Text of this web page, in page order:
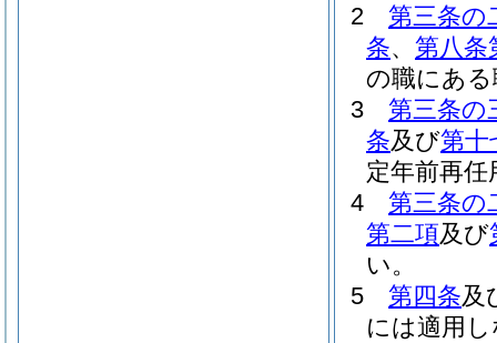
2
第三条の
条、 第八条
の職にあ
3
第三条の
条及び第十
定年前再
4
第三条の
第二項及び
い。
5
第四条及
には適用